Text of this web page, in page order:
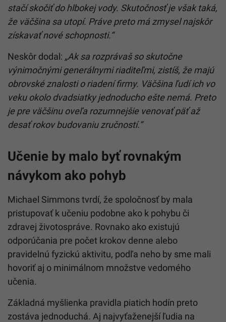
stačí skočiť do hlbokej vody. Skutočnosť je však taká,
že väčšina sa utopí. Práve preto má zmysel najskôr
získavať nové schopnosti.“
Neskôr dodal: „Ak sa rozprávaš so skutočne
výnimočnými generálnymi riaditeľmi, zistíš, že majú
obrovské znalosti o riadení firmy. Väčšina ľudí ich vo
veku okolo dvadsiatky jednoducho ešte nemá. Preto
je pre väčšinu oveľa rozumnejšie venovať päť až
desať rokov budovaniu zručností.“
Učenie by malo byť rovnakým
návykom ako pohyb
Michael Simmons tvrdí, že spoločnosť by mala
pristupovať k učeniu podobne ako k pohybu či
zdravej životospráve. Rovnako ako existujú
odporúčania pre počet krokov denne alebo
pravidelnú fyzickú aktivitu, podľa neho by sme mali
hovoriť aj o minimálnom množstve vedomého
učenia.
Základná myšlienka pravidla piatich hodín preto
zostáva jednoduchá. Aj najvyťaženejší ľudia na